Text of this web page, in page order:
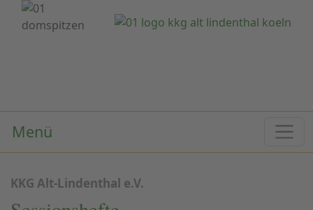
Menü
KKG Alt-Lindenthal e.V.